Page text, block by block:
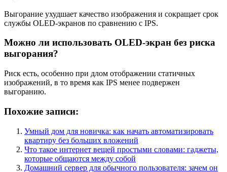
Выгорание ухудшает качество изображения и сокращает срок
службы OLED-экранов по сравнению с IPS.
Можно ли использовать OLED-экран без риска
выгорания?
Риск есть, особенно при длом отображении статичных
изображений, в то время как IPS менее подвержен
выгоранию.
Похожие записи:
Умный дом для новичка: как начать автоматизировать
квартиру без больших вложений
Что такое интернет вещей простыми словами: гаджеты,
которые общаются между собой
Домашний сервер для обычного пользователя: зачем он